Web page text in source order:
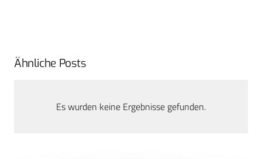
Ähnliche Posts
Es wurden keine Ergebnisse gefunden.